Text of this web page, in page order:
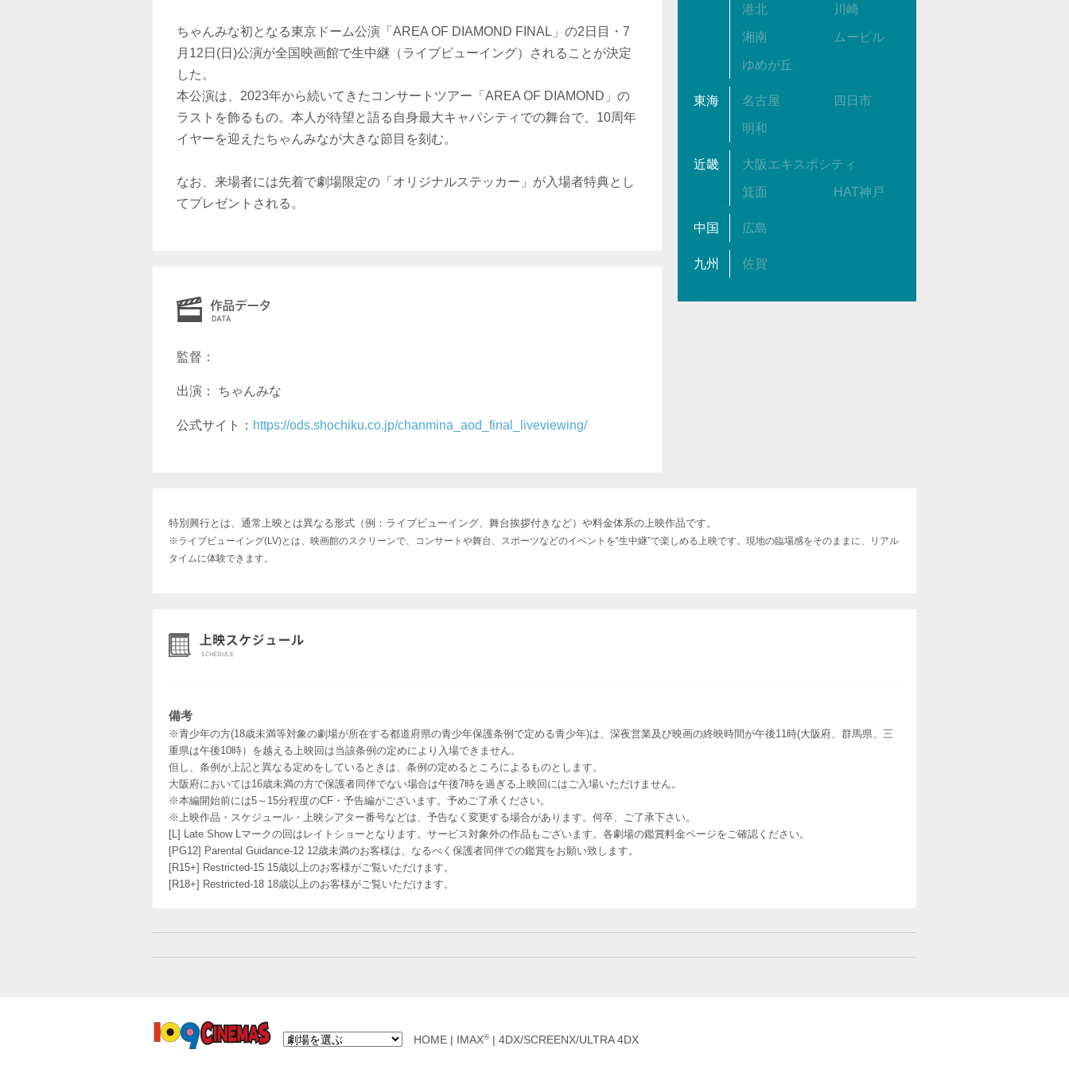
ちゃんみな初となる東京ドーム公演「AREA OF DIAMOND FINAL」の2日目・7
月12日(日)公演が全国映画館で生中継（ライブビューイング）されることが決定
した。
本公演は、2023年から続いてきたコンサートツアー「AREA OF DIAMOND」の
ラストを飾るもの。本人が待望と語る自身最大キャパシティでの舞台で、10周年
イヤーを迎えたちゃんみなが大きな節目を刻む。
なお、来場者には先着で劇場限定の「オリジナルステッカー」が入場者特典とし
てプレゼントされる。
監督：
出演： ちゃんみな
公式サイト： https://ods.shochiku.co.jp/chanmina_aod_final_liveviewing/
港北 川崎
湘南 ムービル
ゆめが丘
東海 名古屋 四日市
明和
近畿 大阪エキスポシティ
箕面 HAT神戸
中国 広島
九州 佐賀
特別興行とは、通常上映とは異なる形式（例：ライブビューイング、舞台挨拶付きなど）や料金体系の上映作品です。
※ライブビューイング(LV)とは、映画館のスクリーンで、コンサートや舞台、スポーツなどのイベントを“生中継”で楽しめる上映です。現地の臨場感をそのままに、リアル
タイムに体験できます。
備考
※青少年の方(18歳未満等対象の劇場が所在する都道府県の青少年保護条例で定める青少年)は、深夜営業及び映画の終映時間が午後11時(大阪府、群馬県、三
重県は午後10時）を越える上映回は当該条例の定めにより入場できません。
但し、条例が上記と異なる定めをしているときは、条例の定めるところによるものとします。
大阪府においては16歳未満の方で保護者同伴でない場合は午後7時を過ぎる上映回にはご入場いただけません。
※本編開始前には5～15分程度のCF・予告編がございます。予めご了承ください。
※上映作品・スケジュール・上映シアター番号などは、予告なく変更する場合があります。何卒、ご了承下さい。
[L] Late Show Lマークの回はレイトショーとなります。サービス対象外の作品もございます。各劇場の鑑賞料金ページをご確認ください。
[PG12] Parental Guidance-12 12歳未満のお客様は、なるべく保護者同伴での鑑賞をお願い致します。
[R15+] Restricted-15 15歳以上のお客様がご覧いただけます。
[R18+] Restricted-18 18歳以上のお客様がご覧いただけます。
HOME IMAX®| 4DX/SCREENX/ULTRA 4DX